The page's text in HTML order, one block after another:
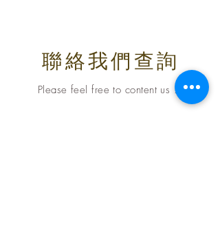
​聯絡我們查詢
​Please feel free to content us : )